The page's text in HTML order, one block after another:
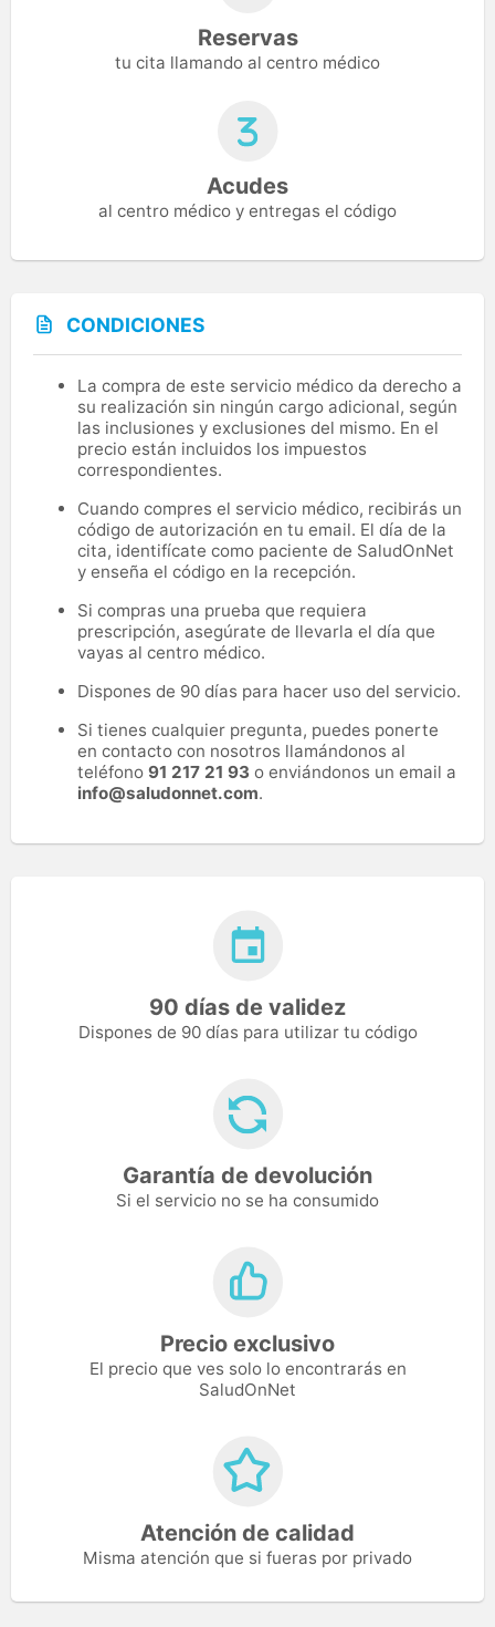
Reservas
tu cita llamando al centro médico
Acudes
al centro médico y entregas el código
CONDICIONES
La compra de este servicio médico da derecho a
su realización sin ningún cargo adicional, según
las inclusiones y exclusiones del mismo. En el
precio están incluidos los impuestos
correspondientes.
Cuando compres el servicio médico, recibirás un
código de autorización en tu email. El día de la
cita, identifícate como paciente de SaludOnNet
y enseña el código en la recepción.
Si compras una prueba que requiera
prescripción, asegúrate de llevarla el día que
vayas al centro médico.
Dispones de 90 días para hacer uso del servicio.
Si tienes cualquier pregunta, puedes ponerte
en contacto con nosotros llamándonos al
teléfono 91 217 21 93 o enviándonos un email a
info@saludonnet.com.
90 días de validez
Dispones de 90 días para utilizar tu código
Garantía de devolución
Si el servicio no se ha consumido
Precio exclusivo
El precio que ves solo lo encontrarás en
SaludOnNet
Atención de calidad
Misma atención que si fueras por privado